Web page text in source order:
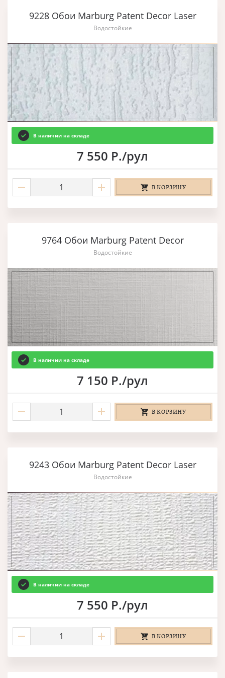
9228 Обои Marburg Patent Decor Laser
Водостойкие
В наличии на складе
7 550 Р./рул
В КОРЗИНУ
9764 Обои Marburg Patent Decor
Водостойкие
В наличии на складе
7 150 Р./рул
В КОРЗИНУ
9243 Обои Marburg Patent Decor Laser
Водостойкие
В наличии на складе
7 550 Р./рул
В КОРЗИНУ